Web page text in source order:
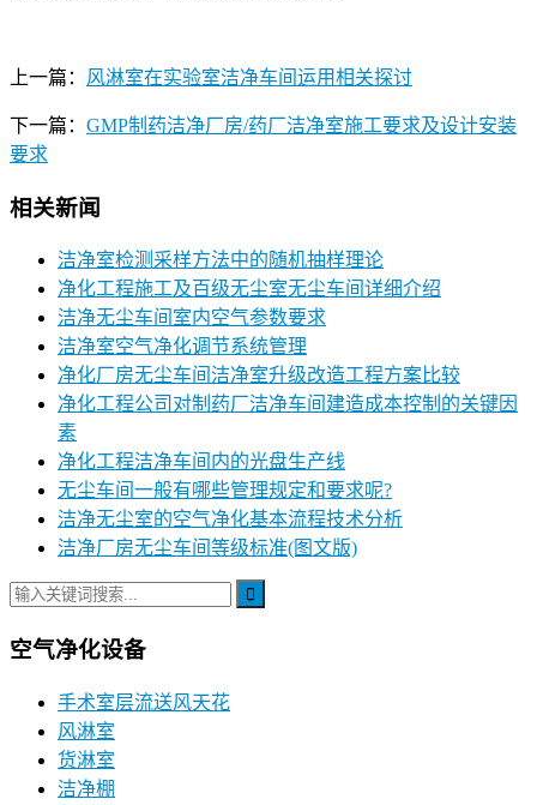
上一篇： 风淋室在实验室洁净车间运用相关探讨
下一篇： GMP制药洁净厂房/药厂洁净室施工要求及设计安装
要求
相关新闻
洁净室检测采样方法中的随机抽样理论
净化工程施工及百级无尘室无尘车间详细介绍
洁净无尘车间室内空气参数要求
洁净室空气净化调节系统管理
净化厂房无尘车间洁净室升级改造工程方案比较
净化工程公司对制药厂洁净车间建造成本控制的关键因
素
净化工程洁净车间内的光盘生产线
无尘车间一般有哪些管理规定和要求呢?
洁净无尘室的空气净化基本流程技术分析
洁净厂房无尘车间等级标准(图文版)
空气净化设备
手术室层流送风天花
风淋室
货淋室
洁净棚